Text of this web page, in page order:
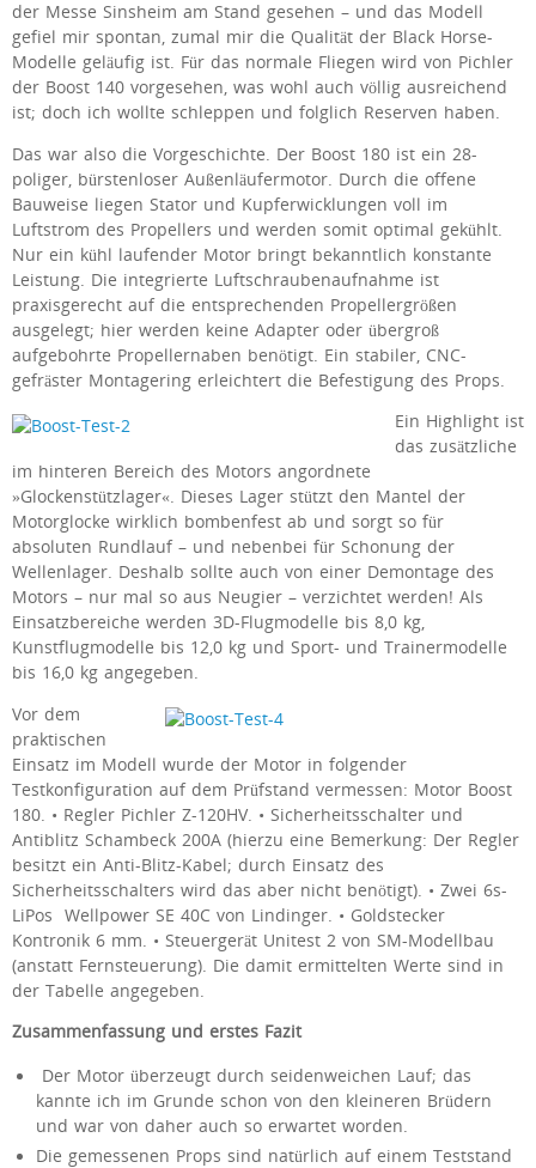
der Messe Sinsheim am Stand gesehen – und das Modell
gefiel mir spontan, zumal mir die Qualität der Black Horse-
Modelle geläufig ist. Für das normale Fliegen wird von Pichler
der Boost 140 vorgesehen, was wohl auch völlig ausreichend
ist; doch ich wollte schleppen und folglich Reserven haben.
Das war also die Vorgeschichte. Der Boost 180 ist ein 28-
poliger, bürstenloser Außenläufermotor. Durch die offene
Bauweise liegen Stator und Kupferwicklungen voll im
Luftstrom des Propellers und werden somit optimal gekühlt.
Nur ein kühl laufender Motor bringt bekanntlich konstante
Leistung. Die integrierte Luftschraubenaufnahme ist
praxisgerecht auf die entsprechenden Propellergrößen
ausgelegt; hier werden keine Adapter oder übergroß
aufgebohrte Propellernaben benötigt. Ein stabiler, CNC-
gefräster Montagering erleichtert die Befestigung des Props.
Ein Highlight ist
das zusätzliche
im hinteren Bereich des Motors angordnete
»Glockenstützlager«. Dieses Lager stützt den Mantel der
Motorglocke wirklich bombenfest ab und sorgt so für
absoluten Rundlauf – und nebenbei für Schonung der
Wellenlager. Deshalb sollte auch von einer Demontage des
Motors – nur mal so aus Neugier – verzichtet werden! Als
Einsatzbereiche werden 3D-Flugmodelle bis 8,0 kg,
Kunstflugmodelle bis 12,0 kg und Sport- und Trainermodelle
bis 16,0 kg angegeben.
Vor dem
praktischen
Einsatz im Modell wurde der Motor in folgender
Testkonfiguration auf dem Prüfstand vermessen: Motor Boost
180. • Regler Pichler Z-120HV. • Sicherheitsschalter und
Antiblitz Schambeck 200A (hierzu eine Bemerkung: Der Regler
besitzt ein Anti-Blitz-Kabel; durch Einsatz des
Sicherheitsschalters wird das aber nicht benötigt). • Zwei 6s-
LiPos Wellpower SE 40C von Lindinger. • Goldstecker
Kontronik 6 mm. • Steuergerät Unitest 2 von SM-Modellbau
(anstatt Fernsteuerung). Die damit ermittelten Werte sind in
der Tabelle angegeben.
Zusammenfassung und erstes Fazit
Der Motor überzeugt durch seidenweichen Lauf; das
kannte ich im Grunde schon von den kleineren Brüdern
und war von daher auch so erwartet worden.
Die gemessenen Props sind natürlich auf einem Teststand